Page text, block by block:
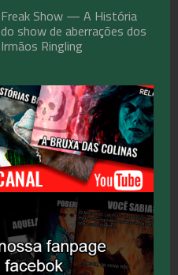
Freak Show — A História
do show de aberrações dos
Irmãos Ringling